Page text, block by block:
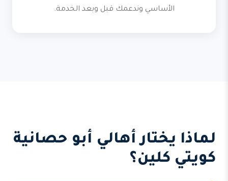
الأساسي وندعمك قبل وبعد الخدمة.
لماذا يختار أهالي أبو حصانية
كويتي كلين؟